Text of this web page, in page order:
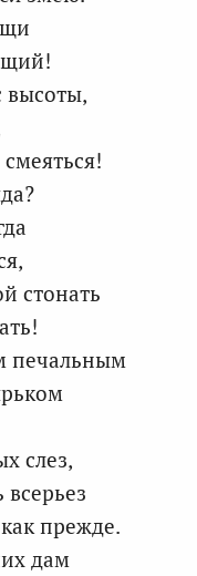
высоты,
стонать
печальным
слез,
прежде.
дам